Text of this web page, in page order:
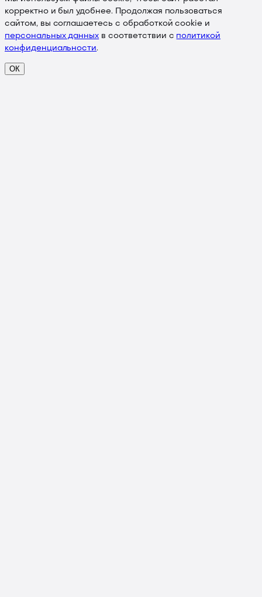
корректно и был удобнее. Продолжая пользоваться
сайтом, вы соглашаетесь с обработкой cookie и
персональных данных в соответствии с политикой
конфиденциальности.
ОК